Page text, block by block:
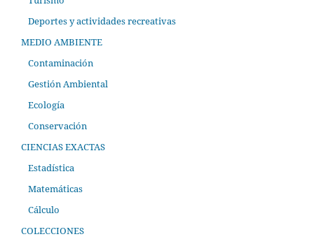
Deportes y actividades recreativas
MEDIO AMBIENTE
Contaminación
Gestión Ambiental
Ecología
Conservación
CIENCIAS EXACTAS
Estadística
Matemáticas
Cálculo
COLECCIONES